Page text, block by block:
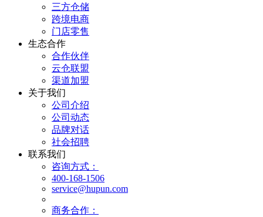
三方仓储
跨境电商
门店零售
生态合作
合作伙伴
云仓联盟
渠道加盟
关于我们
公司介绍
公司动态
品牌对话
社会招聘
联系我们
咨询方式：
400-168-1506
service@hupun.com
商务合作：